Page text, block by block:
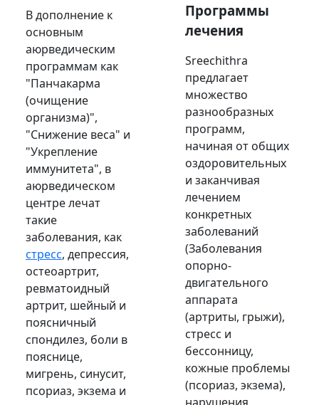
В дополнение к
основным
аюрведическим
программам как
"Панчакарма
(очищение
организма)",
"Снижение веса" и
"Укрепление
иммунитета", в
аюрведическом
центре лечат
такие
заболевания, как
стресс, депрессия,
остеоартрит,
ревматоидный
артрит, шейный и
поясничный
спондилез, боли в
пояснице,
мигрень, синусит,
псориаз, экзема и
Программы
лечения
Sreechithra
предлагает
множество
разнообразных
программ,
начиная от общих
оздоровительных
и заканчивая
лечением
конкретных
заболеваний
(Заболевания
опорно-
двигательного
аппарата
(артриты, грыжи),
стресс и
бессонницу,
кожные проблемы
(псориаз, экзема),